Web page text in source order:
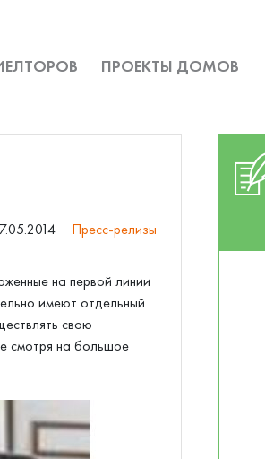
ПРОЕКТЫ ДОМОВ
Пресс-релизы
на первой линии
имеют отдельный
свою
смотря на большое